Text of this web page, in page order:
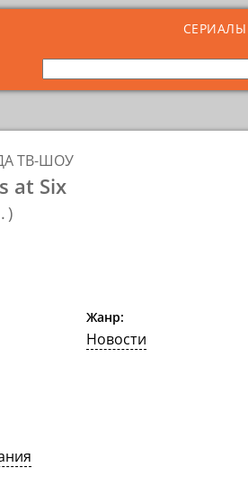
СЕРИАЛЫ
ТВ-ШОУ
at Six
)
Жанр:
Новости